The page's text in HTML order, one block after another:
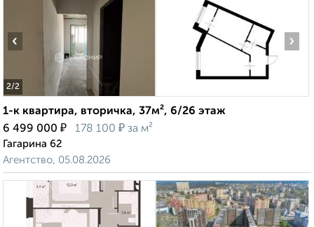
2/2
‹ ›
1-к квартира, вторичка, 37м², 6/26 этаж
6 499 000 ₽ 178 100 ₽ за м²
Гагарина 62
Агентство, 05.08.2026